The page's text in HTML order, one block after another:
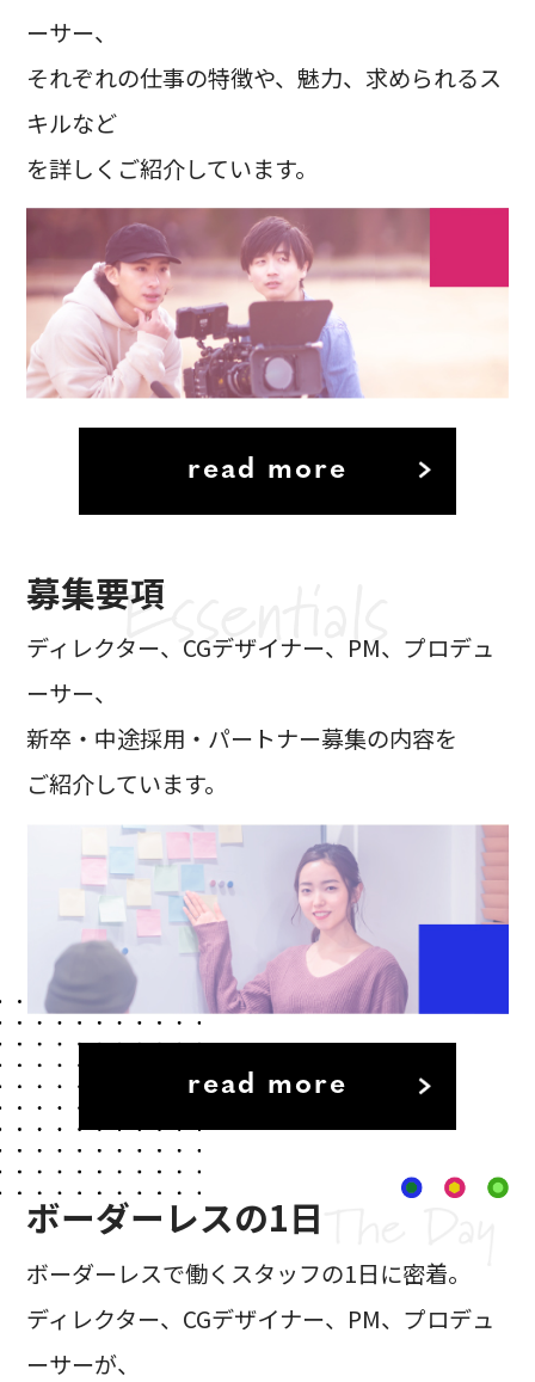
ーサー、
それぞれの仕事の特徴や、魅力、求められるス
キルなど
を詳しくご紹介しています。
read more
募集要項
ディレクター、CGデザイナー、PM、プロデュ
ーサー、
新卒・中途採用・パートナー募集の内容を
ご紹介しています。
read more
ボーダーレスの1日
ボーダーレスで働くスタッフの1日に密着。
ディレクター、CGデザイナー、PM、プロデュ
ーサーが、